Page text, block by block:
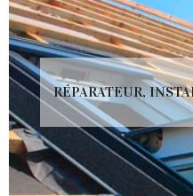
RÉPARATEUR,